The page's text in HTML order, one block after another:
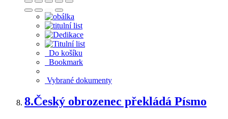
Do košíku
Bookmark
Vybrané dokumenty
8.Český obrozenec překládá Písmo